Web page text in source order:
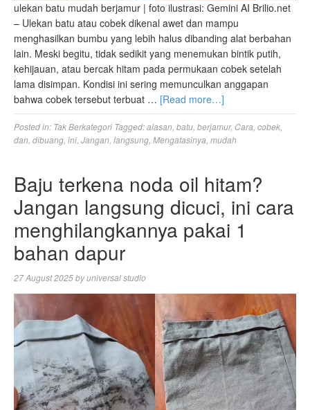
ulekan batu mudah berjamur | foto ilustrasi: Gemini AI Brilio.net
– Ulekan batu atau cobek dikenal awet dan mampu
menghasilkan bumbu yang lebih halus dibanding alat berbahan
lain. Meski begitu, tidak sedikit yang menemukan bintik putih,
kehijauan, atau bercak hitam pada permukaan cobek setelah
lama disimpan. Kondisi ini sering memunculkan anggapan
bahwa cobek tersebut terbuat … [Read more…]
Posted in: Tak Berkategori Tagged:alasan, batu, berjamur, Cara, cobek,
dan, dibuang, ini, Jangan, langsung, Mengatasinya, mudah
Baju terkena noda oil hitam?
Jangan langsung dicuci, ini cara
menghilangkannya pakai 1
bahan dapur
27 August 2025byuniversal studio